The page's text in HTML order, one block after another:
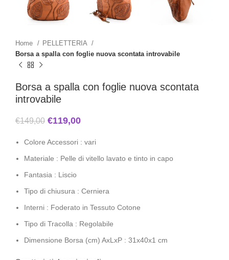
Home
PELLETTERIA
Borsa a spalla con foglie nuova scontata introvabile
Borsa a spalla con foglie nuova scontata
introvabile
€149,00 €119,00
Colore Accessori : vari
Materiale : Pelle di vitello lavato e tinto in capo
Fantasia : Liscio
Tipo di chiusura : Cerniera
Interni : Foderato in Tessuto Cotone
Tipo di Tracolla : Regolabile
Dimensione Borsa (cm) AxLxP : 31x40x1 cm